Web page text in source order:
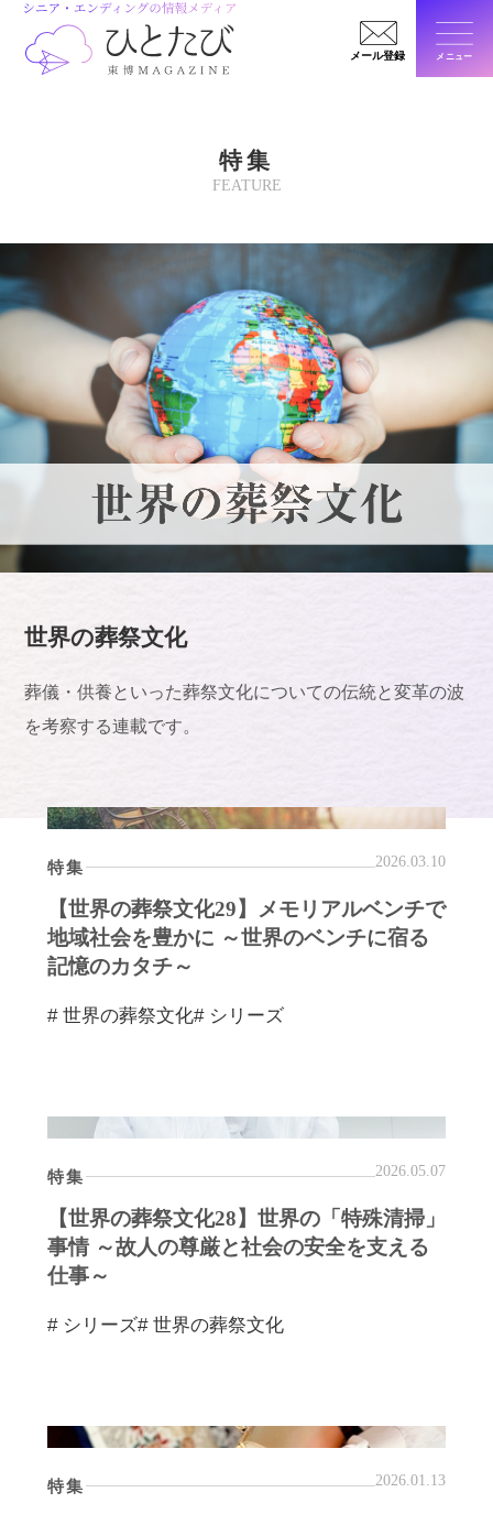
メール登録 メニュー
FEATURE
特集
世界の葬祭文化
葬儀・供養といった葬祭文化についての伝統と変革の波
を考察する連載です。
特集 2026.03.10
【世界の葬祭文化29】メモリアルベンチで
地域社会を豊かに ～世界のベンチに宿る
記憶のカタチ～
# 世界の葬祭文化# シリーズ
特集 2026.05.07
【世界の葬祭文化28】世界の「特殊清掃」
事情 ～故人の尊厳と社会の安全を支える
仕事～
# シリーズ# 世界の葬祭文化
特集 2026.01.13